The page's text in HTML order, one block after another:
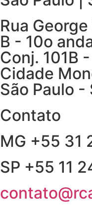
Rua
B - 10o
Conj. 101B
Cidade
São Paulo
Contato
MG +55 31
SP +55 11